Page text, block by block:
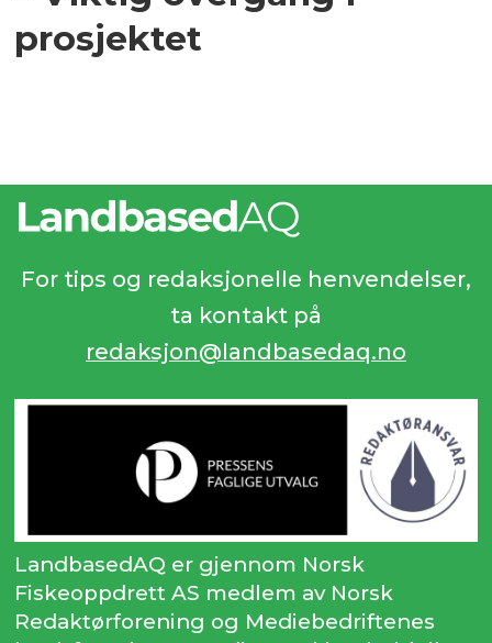
prosjektet
For tips og redaksjonelle henvendelser,
ta kontakt på
redaksjon@landbasedaq.no
LandbasedAQ er gjennom Norsk
Fiskeoppdrett AS medlem av Norsk
Redaktørforening og Mediebedriftenes